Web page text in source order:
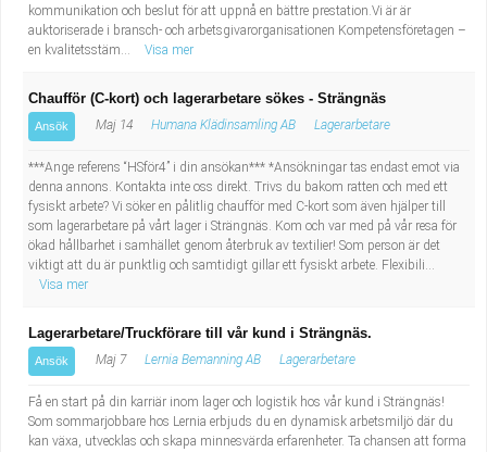
kommunikation och beslut för att uppnå en bättre prestation.Vi är är
auktoriserade i bransch- och arbetsgivarorganisationen Kompetensföretagen –
en kvalitetsstäm...
Visa mer
Chaufför (C-kort) och lagerarbetare sökes - Strängnäs
Ansök Maj 14 Humana Klädinsamling AB Lagerarbetare
***Ange referens “HSför4” i din ansökan*** *Ansökningar tas endast emot via
denna annons. Kontakta inte oss direkt. Trivs du bakom ratten och med ett
fysiskt arbete? Vi söker en pålitlig chaufför med C-kort som även hjälper till
som lagerarbetare på vårt lager i Strängnäs. Kom och var med på vår resa för
ökad hållbarhet i samhället genom återbruk av textilier! Som person är det
viktigt att du är punktlig och samtidigt gillar ett fysiskt arbete. Flexibili...
Visa mer
Lagerarbetare/Truckförare till vår kund i Strängnäs.
Ansök Maj 7 Lernia Bemanning AB Lagerarbetare
Få en start på din karriär inom lager och logistik hos vår kund i Strängnäs!
Som sommarjobbare hos Lernia erbjuds du en dynamisk arbetsmiljö där du
kan växa, utvecklas och skapa minnesvärda erfarenheter. Ta chansen att forma